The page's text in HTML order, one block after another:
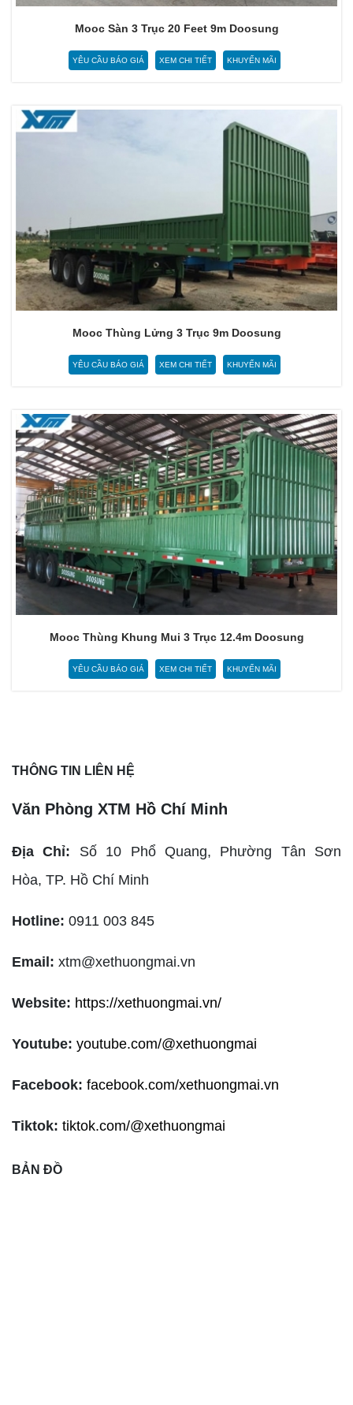
Mooc Sàn 3 Trục 20 Feet 9m Doosung
YÊU CẦU BÁO GIÁ XEM CHI TIẾT KHUYẾN MÃI
Mooc Thùng Lửng 3 Trục 9m Doosung
YÊU CẦU BÁO GIÁ XEM CHI TIẾT KHUYẾN MÃI
Mooc Thùng Khung Mui 3 Trục 12.4m Doosung
YÊU CẦU BÁO GIÁ XEM CHI TIẾT KHUYẾN MÃI
THÔNG TIN LIÊN HỆ
Văn Phòng XTM Hồ Chí Minh
Địa Chỉ: Số 10 Phổ Quang, Phường Tân Sơn
Hòa, TP. Hồ Chí Minh
Hotline: 0911 003 845
Email: xtm@xethuongmai.vn
Website: https://xethuongmai.vn/
Youtube: youtube.com/@xethuongmai
Facebook: facebook.com/xethuongmai.vn
Tiktok: tiktok.com/@xethuongmai
BẢN ĐỒ